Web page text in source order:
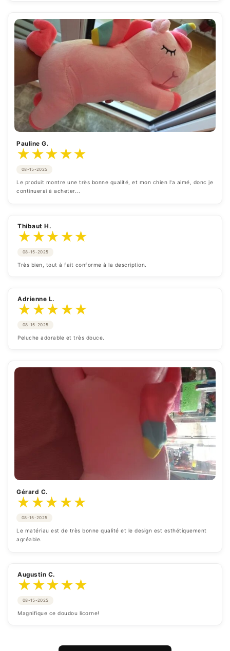
Pauline G.
★★★★★
08-15-2025
Le produit montre une très bonne qualité, et mon chien l'a aimé, donc je
continuerai à acheter...
Thibaut H.
★★★★★
08-15-2025
Très bien, tout à fait conforme à la description.
Adrienne L.
★★★★★
08-15-2025
Peluche adorable et très douce.
Gérard C.
★★★★★
08-15-2025
Le matériau est de très bonne qualité et le design est esthétiquement
agréable.
Augustin C.
★★★★★
08-15-2025
Magnifique ce doudou licorne!